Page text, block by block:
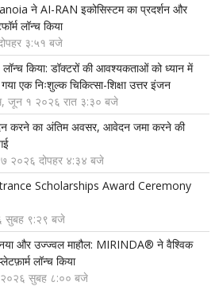
ने AI-RAN इकोसिस्टम का प्रदर्शन और
लॉन्च किया
३:५१ बजे
किया: डॉक्टरों की आवश्यकताओं को ध्यान में
एक निःशुल्क चिकित्सा-शिक्षा उत्तर इंजन
जून १ २०२६ रात ३:३० बजे
करने का अंतिम अवसर, आवेदन जमा करने की
२०२६ दोपहर ४:३४ बजे
Scholarships Award Ceremony
सुबह ९:२९ बजे
और उज्ज्वल माहौल: MIRINDA® ने वैश्विक
लॉन्च किया
२०२६ सुबह ८:०० बजे